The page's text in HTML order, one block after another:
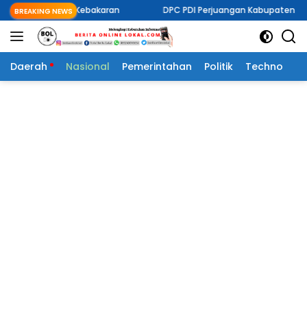
Langsung
ke
konten
BREAKING NEWS DPC PDI Perjuangan Kabupaten Mitra Gelar Musran
Daerah Nasional Pemerintahan Politik Techno